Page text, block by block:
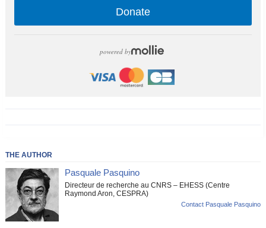
Donate
powered by
THE AUTHOR
Pasquale Pasquino
Directeur de recherche au CNRS – EHESS (Centre
Raymond Aron, CESPRA)
Contact Pasquale Pasquino